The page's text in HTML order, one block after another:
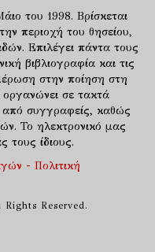
του 1998. Βρίσκεται
περιοχή του θησείου,
Επιλέγει πάντα τους
βιβλιογραφία και τις
στην ποίηση στη
οργανώνει σε τακτά
από συγγραφείς, καθώς
Το ηλεκτρονικό μας
τους ίδιους.
- Πολιτική
Reserved.